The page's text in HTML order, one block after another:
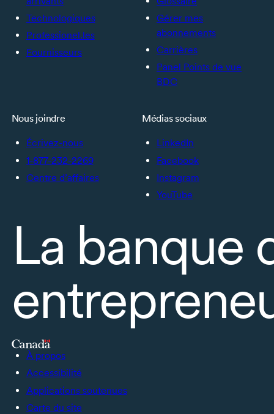
Technologiques
Professionel.les
Fournisseurs
Gérer mes
abonnements
Carrières
Panel Points de vue
BDC
Nous joindre
Écrivez-nous
1-877-232-2269
Centre d’affaires
Médias sociaux
LinkedIn
Facebook
Instagram
YouTube
La banque
À propos
Accessibilité
Applications soutenues
Carte du site